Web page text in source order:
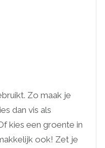
Zo maak je
dan vis als
kies een groente in
ook! Zet je